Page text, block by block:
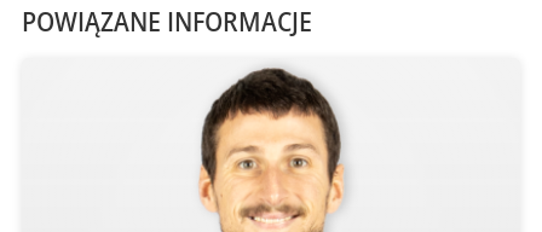
POWIĄZANE INFORMACJE